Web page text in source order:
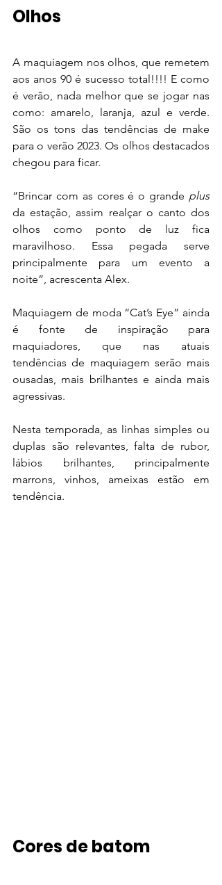
Olhos
A maquiagem nos olhos, que remetem
aos anos 90 é sucesso total!!!! E como
é verão, nada melhor que se jogar nas
como: amarelo, laranja, azul e verde.
São os tons das tendências de make
para o verão 2023. Os olhos destacados
chegou para ficar.
“Brincar com as cores é o grande plus
da estação, assim realçar o canto dos
olhos como ponto de luz fica
maravilhoso. Essa pegada serve
principalmente para um evento a
noite”, acrescenta Alex.
Maquiagem de moda “Cat’s Eye” ainda
é fonte de inspiração para
maquiadores, que nas atuais
tendências de maquiagem serão mais
ousadas, mais brilhantes e ainda mais
agressivas.
Nesta temporada, as linhas simples ou
duplas são relevantes, falta de rubor,
lábios brilhantes, principalmente
marrons, vinhos, ameixas estão em
tendência.
Cores de batom